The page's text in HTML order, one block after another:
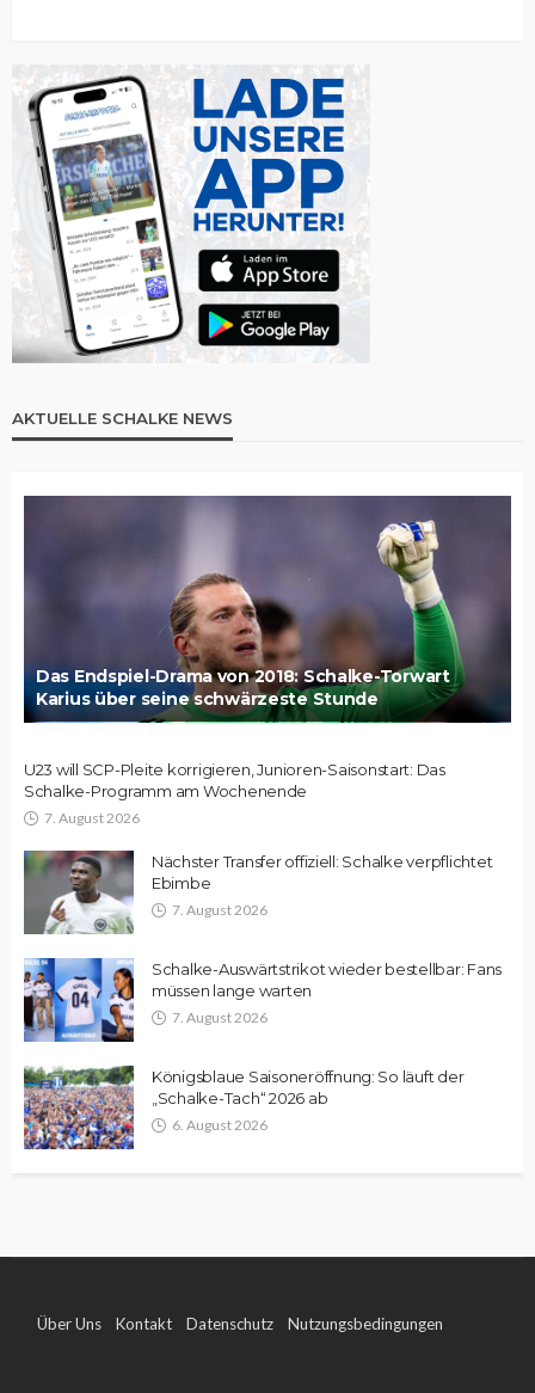
AKTUELLE SCHALKE NEWS
Das Endspiel-Drama von 2018: Schalke-Torwart
Karius über seine schwärzeste Stunde
U23 will SCP-Pleite korrigieren, Junioren-Saisonstart: Das
Schalke-Programm am Wochenende
7. August 2026
Nächster Transfer offiziell: Schalke verpflichtet
Ebimbe
7. August 2026
Schalke-Auswärtstrikot wieder bestellbar: Fans
müssen lange warten
7. August 2026
Königsblaue Saisoneröffnung: So läuft der
„Schalke-Tach“ 2026 ab
6. August 2026
Über Uns Kontakt Datenschutz Nutzungsbedingungen